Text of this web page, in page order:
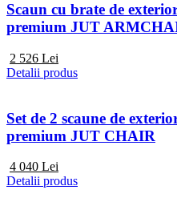
Scaun cu brate de
premium JUT
2 526 Lei
Detalii produs
Set de 2 scaune de
premium JUT CHAIR
4 040 Lei
Detalii produs